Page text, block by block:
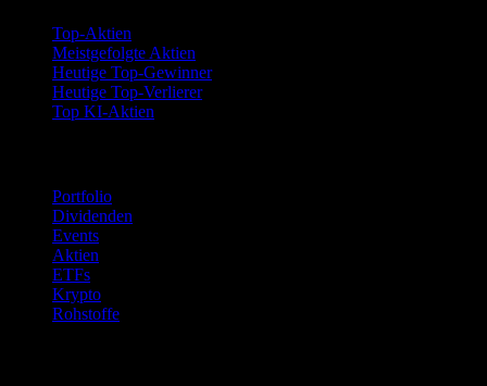
Top-Aktien
Meistgefolgte Aktien
Heutige Top-Gewinner
Heutige Top-Verlierer
Top KI-Aktien
Portfolio
Dividenden
Events
Aktien
ETFs
Krypto
Rohstoffe